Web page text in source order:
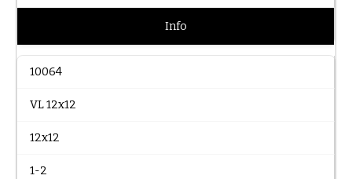
Info
10064
VL 12x12
12x12
1-2